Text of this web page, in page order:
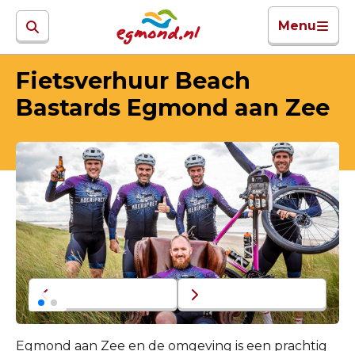
Menu
Fietsverhuur Beach
Bastards Egmond aan Zee
Egmond aan Zee en de omgeving is een prachtig